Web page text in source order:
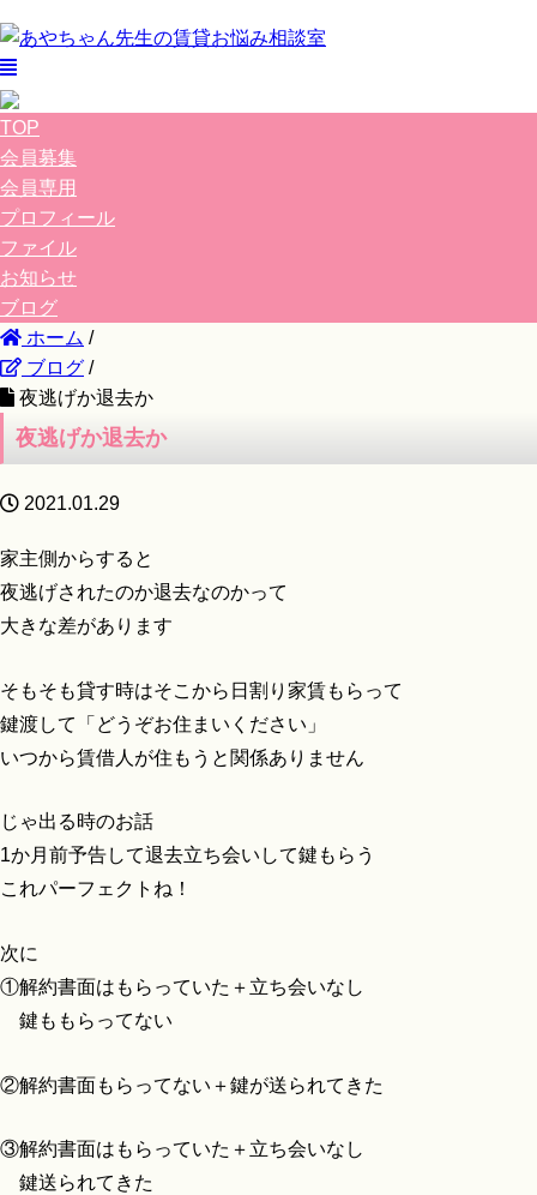
TOP
会員募集
会員専用
プロフィール
ファイル
お知らせ
ブログ
ホーム /
ブログ /
夜逃げか退去か
夜逃げか退去か
2021.01.29
家主側からすると
夜逃げされたのか退去なのかって
大きな差があります
そもそも貸す時はそこから日割り家賃もらって
鍵渡して「どうぞお住まいください」
いつから賃借人が住もうと関係ありません
じゃ出る時のお話
1か月前予告して退去立ち会いして鍵もらう
これパーフェクトね！
次に
①解約書面はもらっていた＋立ち会いなし
鍵ももらってない
②解約書面もらってない＋鍵が送られてきた
③解約書面はもらっていた＋立ち会いなし
鍵送られてきた